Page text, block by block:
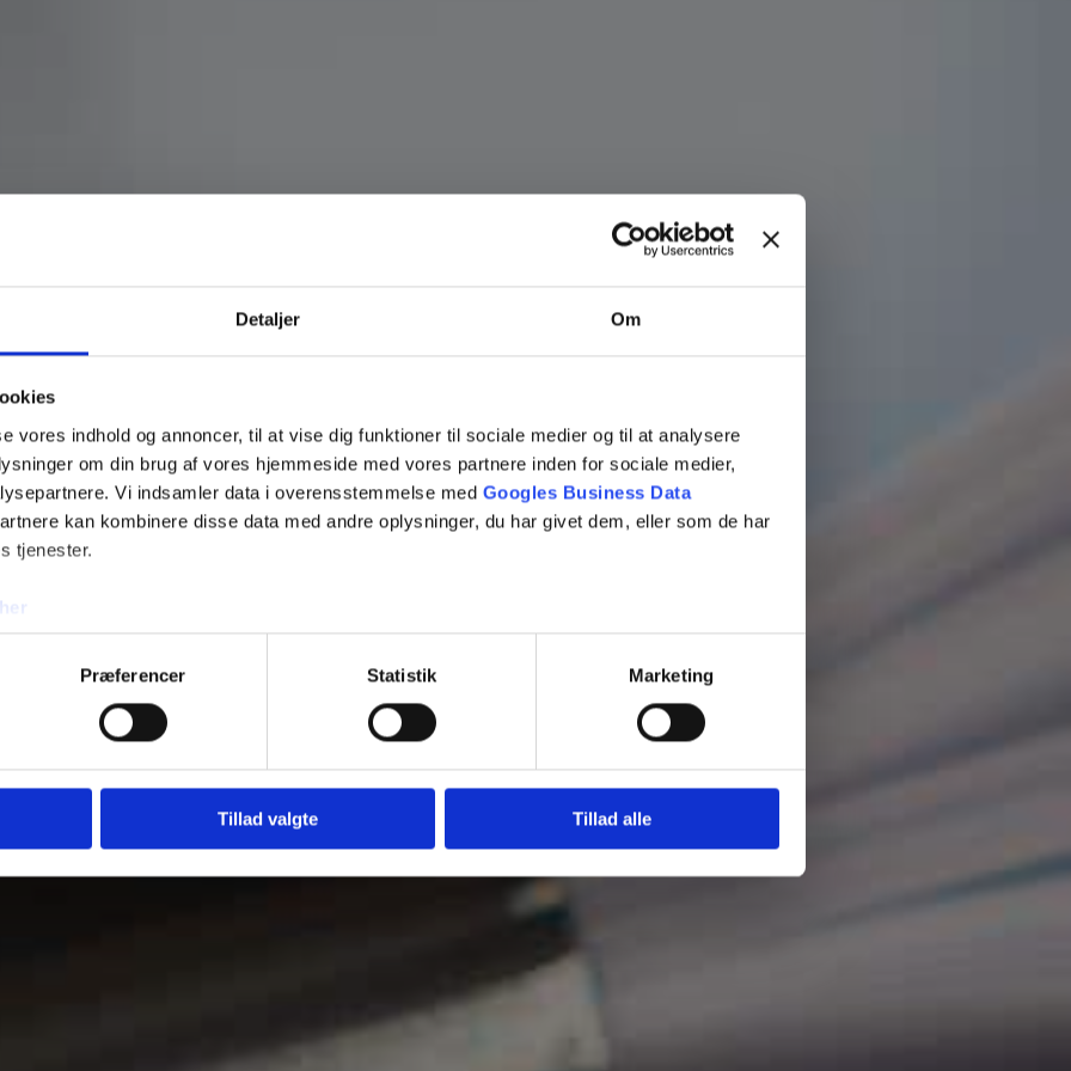
Detaljer Om
vores indhold og annoncer, til at vise dig funktioner til sociale medier og til at analysere
om din brug af vores hjemmeside med vores partnere inden for sociale medier,
Vi indsamler data i overensstemmelse med Googles Business Data
kan kombinere disse data med andre oplysninger, du har givet dem, eller som de har
tjenester.
her
Præferencer Statistik Marketing
Tillad valgte Tillad alle
både ved nyt job,
et ansættelsesforhold.